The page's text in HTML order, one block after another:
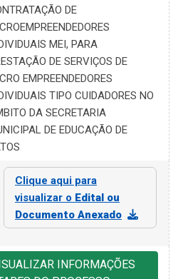
DE
MEI, PARA
DE SERVIÇOS DE
EMPREENDEDORES
TIPO CUIDADORES NO
DA SECRETARIA
DE EDUCAÇÃO DE
Clique aqui para
visualizar o Edital ou
Documento Anexado
INFORMAÇÕES